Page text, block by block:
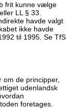
frit kunne vælge
LL § 33.
havde valgt
ikke havde
til 1995. Se TfS
om de principper,
udenlandsk
foretages.